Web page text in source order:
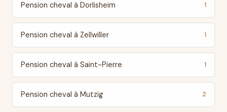
Pension cheval à Dorlisheim 1
Pension cheval à Zellwiller 1
Pension cheval à Saint-Pierre 1
Pension cheval à Mutzig 2